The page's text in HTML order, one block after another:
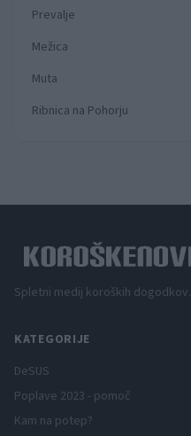
Prevalje
Mežica
Muta
Ribnica na Pohorju
Spletni medij koroških dogodkov.
KATEGORIJE
DeSUS
Poplave 2023 - pomoč
Kam na potep?